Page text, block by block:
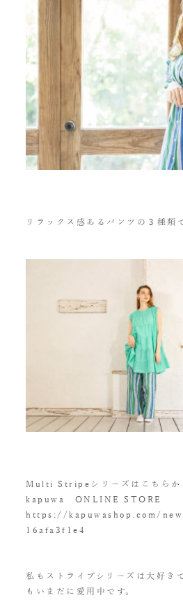
リラックス感あるパンツの３種類
Multi Stripeシリーズはこちらか
kapuwa ONLINE STORE
https://kapuwashop.com/
16afa3f1e4
私もストライプシリーズは大好き
もいまだに愛用中です。